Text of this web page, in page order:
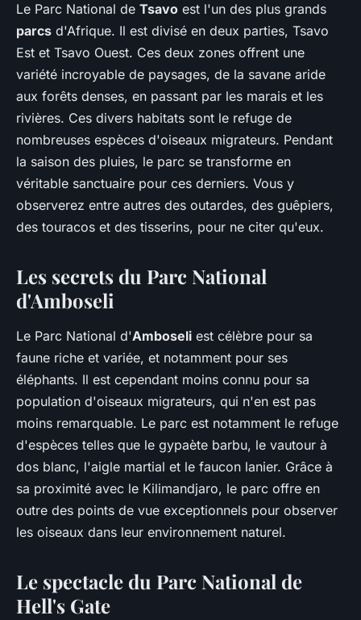
Le Parc National de Tsavo est l'un des plus grands
parcs d'Afrique. Il est divisé en deux parties, Tsavo
Est et Tsavo Ouest. Ces deux zones offrent une
variété incroyable de paysages, de la savane aride
aux forêts denses, en passant par les marais et les
rivières. Ces divers habitats sont le refuge de
nombreuses espèces d'oiseaux migrateurs. Pendant
la saison des pluies, le parc se transforme en
véritable sanctuaire pour ces derniers. Vous y
observerez entre autres des outardes, des guêpiers,
des touracos et des tisserins, pour ne citer qu'eux.
Les secrets du Parc National
d'Amboseli
Le Parc National d'Amboseli est célèbre pour sa
faune riche et variée, et notamment pour ses
éléphants. Il est cependant moins connu pour sa
population d'oiseaux migrateurs, qui n'en est pas
moins remarquable. Le parc est notamment le refuge
d'espèces telles que le gypaète barbu, le vautour à
dos blanc, l'aigle martial et le faucon lanier. Grâce à
sa proximité avec le Kilimandjaro, le parc offre en
outre des points de vue exceptionnels pour observer
les oiseaux dans leur environnement naturel.
Le spectacle du Parc National de
Hell's Gate